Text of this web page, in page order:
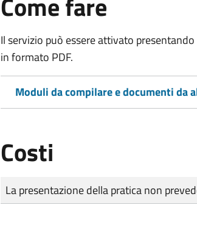
Il servizio può essere attivato
in formato PDF.
Moduli da compilare e documenti da
Costi
Tipo di pagamento
Importo
La presentazione della pratica non